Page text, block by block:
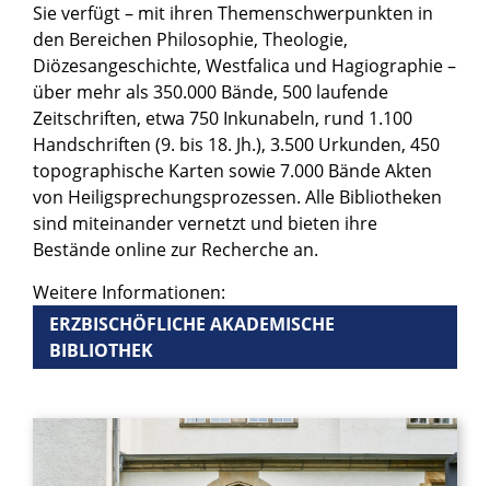
Sie verfügt – mit ihren Themenschwerpunkten in
den Bereichen Philosophie, Theologie,
Diözesangeschichte, Westfalica und Hagiographie –
über mehr als 350.000 Bände, 500 laufende
Zeitschriften, etwa 750 Inkunabeln, rund 1.100
Handschriften (9. bis 18. Jh.), 3.500 Urkunden, 450
topographische Karten sowie 7.000 Bände Akten
von Heiligsprechungsprozessen. Alle Bibliotheken
sind miteinander vernetzt und bieten ihre
Bestände online zur Recherche an.
Weitere Informationen:
ERZBISCHÖFLICHE AKADEMISCHE
BIBLIOTHEK